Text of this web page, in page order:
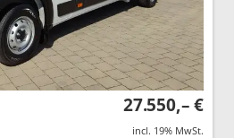
27.550,– €
incl. 19% MwSt.